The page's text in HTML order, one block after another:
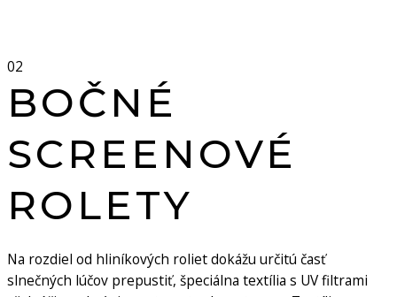
02
BOČNÉ
SCREENOVÉ
ROLETY
Na rozdiel od hliníkových roliet dokážu určitú časť
slnečných lúčov prepustiť, špeciálna textília s UV filtrami